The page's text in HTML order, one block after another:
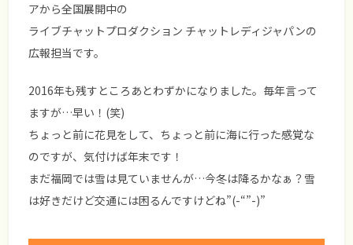
アから全国展開中の
ライブチャットプロダクション チャットレディジャパンの
広報担当です。
2016年も残すところあとわずかになりました。毎年言って
ますが…早い！(笑)
ちょっと前に花見をして、ちょっと前に海に行った感覚な
のですが、気付けば年末です！
まだ福岡では雪は見ていませんが…今冬は降るかなぁ？雪
は好きだけど交通には困るんですけどね”(-“”-)”